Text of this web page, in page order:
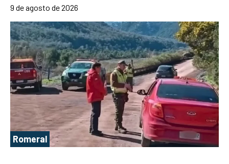
9 de agosto de 2026
Romeral